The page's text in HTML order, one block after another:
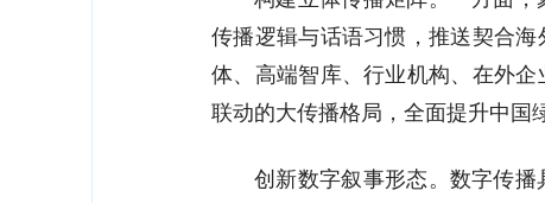
传播逻辑与话语习惯，推送契合
体、高端智库、行业机构、在外
联动的大传播格局，全面提升中国
创新数字叙事形态。数字传